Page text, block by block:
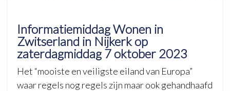
Informatiemiddag Wonen in
Zwitserland in Nijkerk op
zaterdagmiddag 7 oktober 2023
Het “mooiste en veiligste eiland van Europa”
waar regels nog regels zijn maar ook gehandhaafd